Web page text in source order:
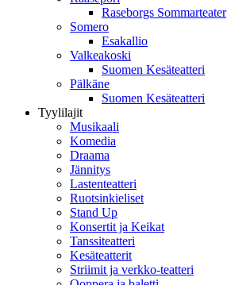
Raseborgs Sommarteater
Somero
Esakallio
Valkeakoski
Suomen Kesäteatteri
Pälkäne
Suomen Kesäteatteri
Tyylilajit
Musikaali
Komedia
Draama
Jännitys
Lastenteatteri
Ruotsinkieliset
Stand Up
Konsertit ja Keikat
Tanssiteatteri
Kesäteatterit
Striimit ja verkko-teatteri